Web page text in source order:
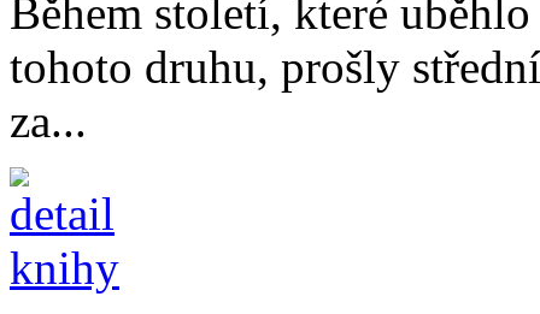
Během století, které
tohoto druhu, prošly
za...